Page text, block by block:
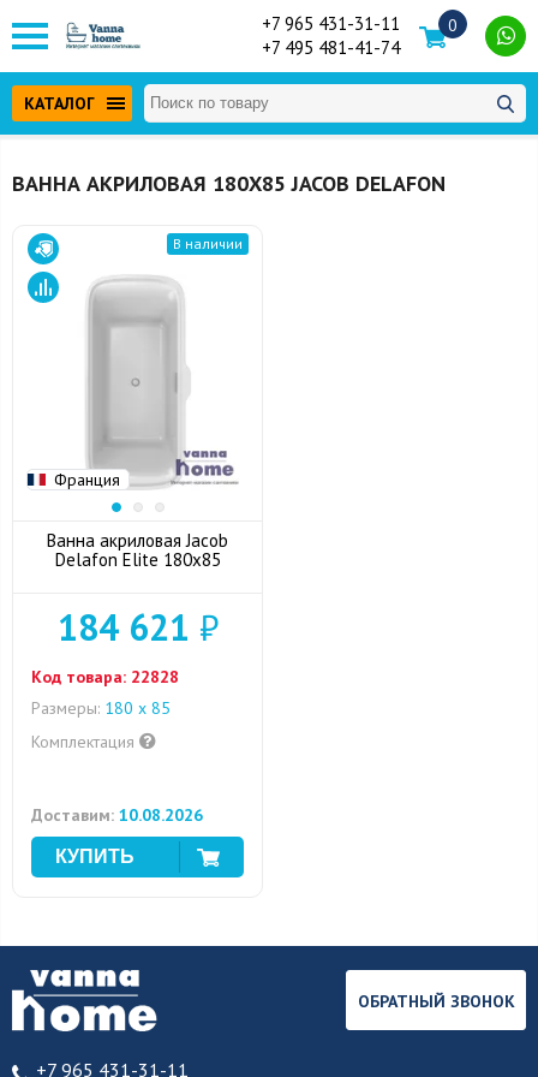
+7 965 431-31-11
+7 495 481-41-74
0
КАТАЛОГ
ВАННА АКРИЛОВАЯ 180Х85 JACOB DELAFON
Франция
В наличии
Ванна акриловая Jacob
Delafon Elite 180x85
184 621 ₽
Код товара: 22828
Размеры: 180 x 85
Комплектация
Доставим: 10.08.2026
+7 965 431-31-11
ОБРАТНЫЙ ЗВОНОК